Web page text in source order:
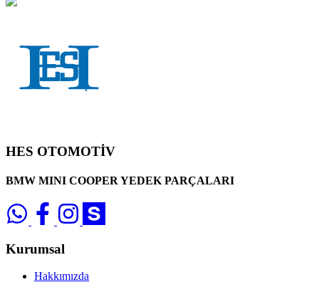
HES OTOMOTİV
BMW MINI COOPER YEDEK PARÇALARI
Kurumsal
Hakkımızda